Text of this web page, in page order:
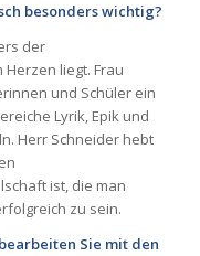
besonders wichtig?
der
liegt. Frau
und Schüler ein
Lyrik, Epik und
Herr Schneider hebt
ist, die man
zu sein.
Sie mit den